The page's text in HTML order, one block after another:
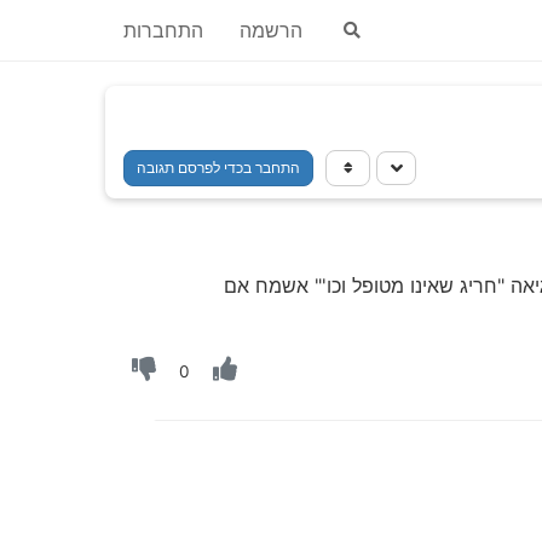
הרשמה התחברות
התחבר בכדי לפרסם תגובה
"חריג שאינו מטופל וכו'" אשמח אם
0